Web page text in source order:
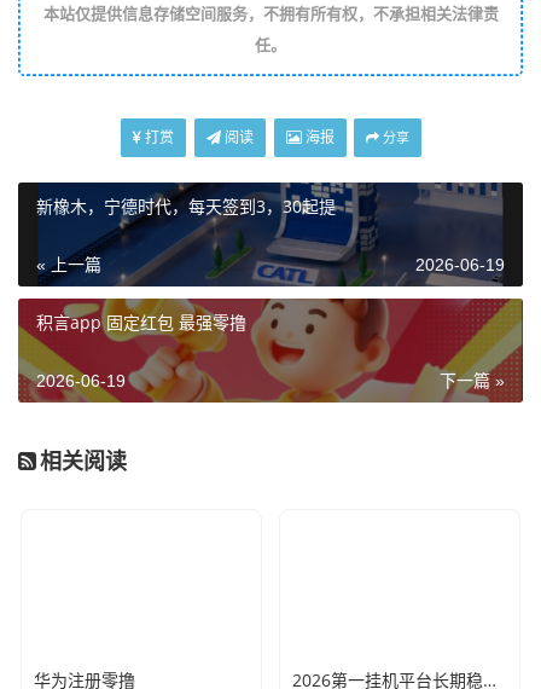
本站仅提供信息存储空间服务，不拥有所有权，不承担相关法律责
任。
打赏 阅读 海报 分享
新橡木，宁德时代，每天签到3，30起提
« 上一篇 2026-06-19
积言app 固定红包 最强零撸
下一篇 »
2026-06-19
相关阅读
华为注册零撸 2026第一挂机平台长期稳定，每天可自动赚150左右